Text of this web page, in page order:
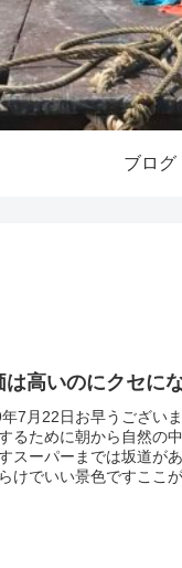
ブログ
は高いのにクセに
7月22日お早うござい
るために朝から自然の
スーパーまでは坂道が
けでいい景色ですここ